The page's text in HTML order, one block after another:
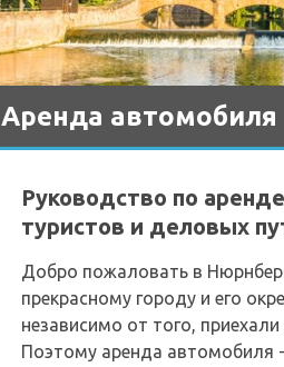
Аренда
Руководство по
туристов и деловых
Добро пожаловать в
прекрасному городу и его
независимо от того,
Поэтому аренда автомобиля